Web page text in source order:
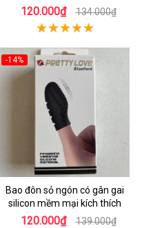
hệ
120.000₫ 134.000₫
-14%
Bao đôn sỏ ngón có gân gai
silicon mềm mại kích thích
120.000₫ 139.000₫